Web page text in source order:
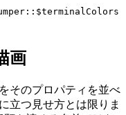
画
そのプロパティを並べ
立つ見せ方とは限りま